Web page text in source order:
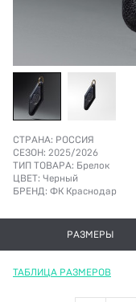
СТРАНА: РОССИЯ
СЕЗОН: 2025/2026
ТИП ТОВАРА: Брелок
ЦВЕТ: Черный
БРЕНД: ФК Краснодар
РАЗМЕРЫ
ТАБЛИЦА РАЗМЕРОВ